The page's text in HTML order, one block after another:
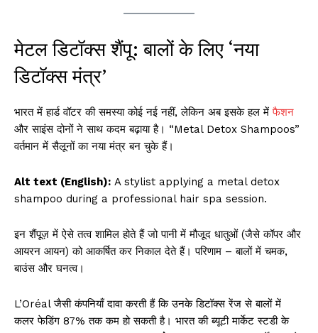
मेटल डिटॉक्स शैंपू: बालों के लिए ‘नया
डिटॉक्स मंत्र’
भारत में हार्ड वॉटर की समस्या कोई नई नहीं, लेकिन अब इसके हल मेंफैशन
और साइंस दोनों ने साथ कदम बढ़ाया है। “Metal Detox Shampoos”
वर्तमान में सैलूनों का नया मंत्र बन चुके हैं।
Alt text (English): A stylist applying a metal detox
shampoo during a professional hair spa session.
इन शैंपूज़ में ऐसे तत्व शामिल होते हैं जो पानी में मौजूद धातुओं (जैसे कॉपर और
आयरन आयन) को आकर्षित कर निकाल देते हैं। परिणाम – बालों में चमक,
बाउंस और घनत्व।
L’Oréal जैसी कंपनियाँ दावा करती हैं कि उनके डिटॉक्स रेंज से बालों में
कलर फेडिंग 87% तक कम हो सकती है। भारत की ब्यूटी मार्केट स्टडी के